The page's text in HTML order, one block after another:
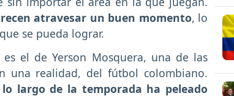
atravesar un buen momento, lo
se pueda lograr.
el de Yerson Mosquera, una de las
una realidad, del fútbol colombiano.
largo de la temporada ha peleado